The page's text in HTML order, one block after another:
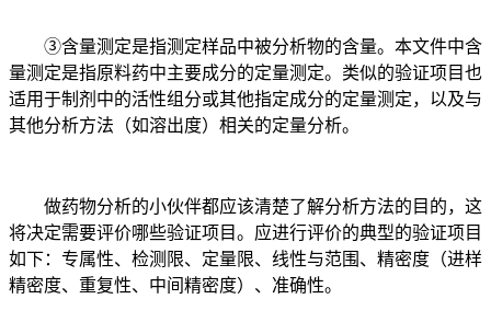
③含量测定是指测定样品中被分析物的含量。本文件中含
量测定是指原料药中主要成分的定量测定。类似的验证项目也
适用于制剂中的活性组分或其他指定成分的定量测定，以及与
其他分析方法（如溶出度）相关的定量分析。
做药物分析的小伙伴都应该清楚了解分析方法的目的，这
将决定需要评价哪些验证项目。应进行评价的典型的验证项目
如下：专属性、检测限、定量限、线性与范围、精密度（进样
精密度、重复性、中间精密度）、准确性。